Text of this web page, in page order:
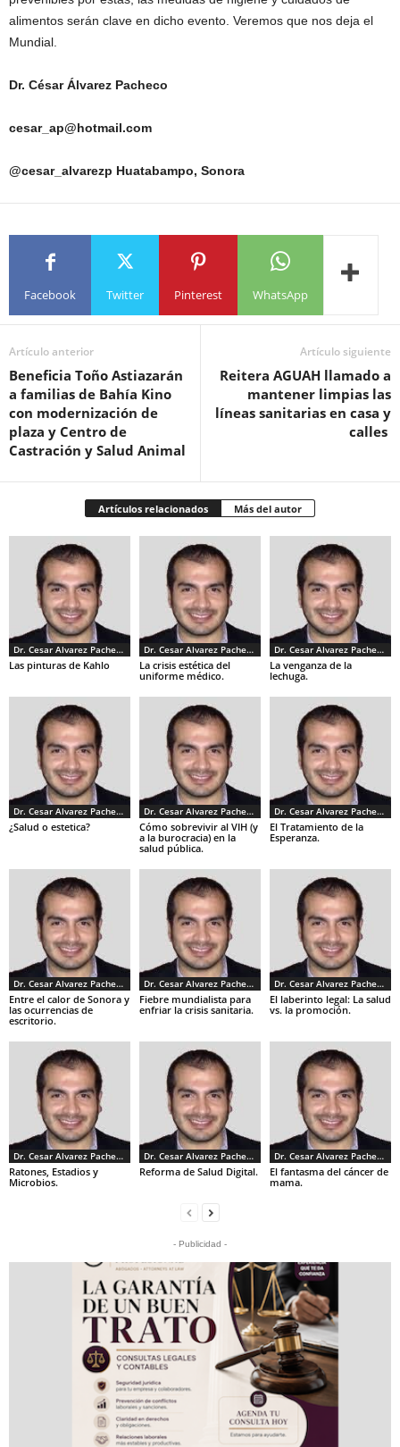
alimentos serán clave en dicho evento. Veremos que nos deja el
Mundial.
Dr. César Álvarez Pacheco
cesar_ap@hotmail.com
@cesar_alvarezp Huatabampo, Sonora
Facebook Twitter Pinterest WhatsApp
Artículo anterior
Beneficia Toño Astiazarán
a familias de Bahía Kino
con modernización de
plaza y Centro de
Castración y Salud Animal
Artículo siguiente
Reitera AGUAH llamado a
mantener limpias las
líneas sanitarias en casa y
calles
Artículos relacionados Más del autor
Dr. Cesar Alvarez Pacheco
Las pinturas de Kahlo
Dr. Cesar Alvarez Pacheco
La crisis estética del
uniforme médico.
Dr. Cesar Alvarez Pacheco
La venganza de la
lechuga.
Dr. Cesar Alvarez Pacheco
¿Salud o estetica?
Dr. Cesar Alvarez Pacheco
Cómo sobrevivir al VIH (y
a la burocracia) en la
salud pública.
Dr. Cesar Alvarez Pacheco
El Tratamiento de la
Esperanza.
Dr. Cesar Alvarez Pacheco
Entre el calor de Sonora y
las ocurrencias de
escritorio.
Dr. Cesar Alvarez Pacheco
Fiebre mundialista para
enfriar la crisis sanitaria.
Dr. Cesar Alvarez Pacheco
El laberinto legal: La salud
vs. la promoción.
Dr. Cesar Alvarez Pacheco
Ratones, Estadios y
Microbios.
Dr. Cesar Alvarez Pacheco
Reforma de Salud Digital.
Dr. Cesar Alvarez Pacheco
El fantasma del cáncer de
mama.
- Publicidad -